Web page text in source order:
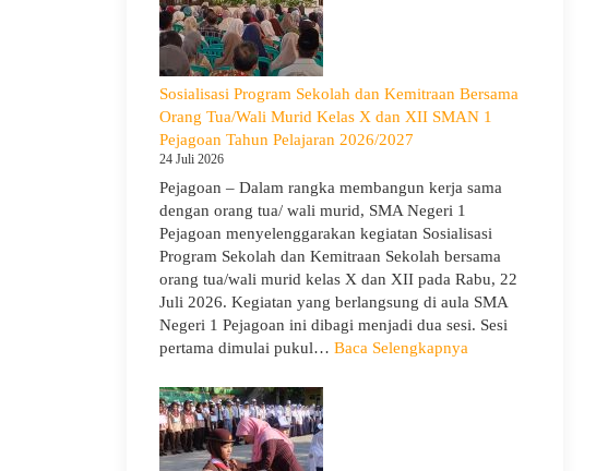
SMA
Negeri
1
Pejagoan
Gelar
Deklarasi
Integritas
Pembukaan
LDDK
Sosialisasi Program Sekolah dan Kemitraan Bersama
Orang Tua/Wali Murid Kelas X dan XII SMAN 1
Pejagoan Tahun Pelajaran 2026/2027
24 Juli 2026
Pejagoan – Dalam rangka membangun kerja sama
dengan orang tua/ wali murid, SMA Negeri 1
Pejagoan menyelenggarakan kegiatan Sosialisasi
Program Sekolah dan Kemitraan Sekolah bersama
orang tua/wali murid kelas X dan XII pada Rabu, 22
Juli 2026. Kegiatan yang berlangsung di aula SMA
Negeri 1 Pejagoan ini dibagi menjadi dua sesi. Sesi
pertama dimulai pukul… Baca Selengkapnya